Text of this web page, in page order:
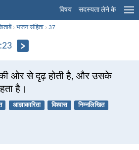
विषय सदस्यता लेने के
›भजन संहिता ›37
की ओर से दृढ़ होती है, और उसके
है।
आज्ञाकारिता विश्वास निम्नलिखित